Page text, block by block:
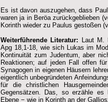
Es ist davon auszugehen, dass
waren ja in Beröa zurückgeblieben
Korinth wieder zu Paulus gestoßen
Weiterführende Literatur: Laut M.
Apg 18,1-18, wie sich Lukas im
Kontinuität zum Judentum, aber
Reaktionen; auf jeden Fall offen
Synagogen in eigenen Häusern
eigentlich unbegründeten
für die christlichen
Gegensätzen. Das, so erzähle
Ebene − wie in Korinth an der